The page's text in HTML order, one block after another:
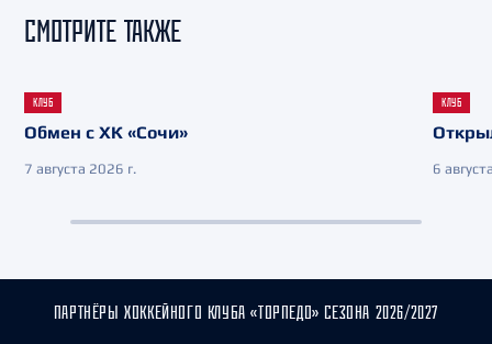
СМОТРИТЕ ТАКЖЕ
КЛУБ
Обмен с ХК «Сочи»
7 августа 2026 г.
КЛУБ
6
ПАРТНЁРЫ ХОККЕЙНОГО КЛУБА «ТОРПЕДО» СЕЗОНА 2026/2027